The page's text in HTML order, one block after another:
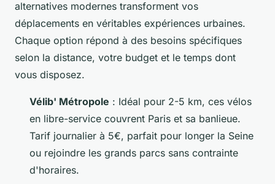
alternatives modernes transforment vos
déplacements en véritables expériences urbaines.
Chaque option répond à des besoins spécifiques
selon la distance, votre budget et le temps dont
vous disposez.
Vélib' Métropole : Idéal pour 2-5 km, ces vélos
en libre-service couvrent Paris et sa banlieue.
Tarif journalier à 5€, parfait pour longer la Seine
ou rejoindre les grands parcs sans contrainte
d'horaires.